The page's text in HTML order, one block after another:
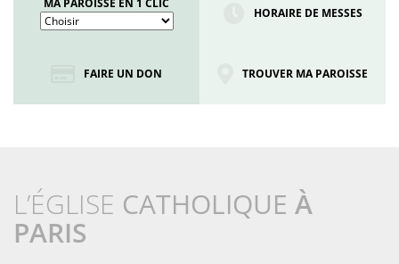
HORAIRE DE MESSES
FAIRE UN DON TROUVER MA PAROISSE
L’ÉGLISE CATHOLIQUE À
PARIS